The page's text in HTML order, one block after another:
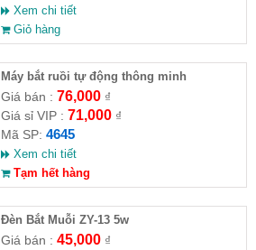
Xem chi tiết
Giỏ hàng
Máy bắt ruồi tự động thông minh
Giá bán : 76,000₫
Giá sỉ VIP : 71,000₫
Mã SP: 4645
Xem chi tiết
Tạm hết hàng
Đèn Bắt Muỗi ZY-13 5w
Giá bán : 45,000₫